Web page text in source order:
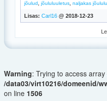
jõulud jõululuuletus naljakas
Lisas: Carl16 @ 2018-12-23
Warning: Trying to access
/data03/virt10216/domeenid/
on line 1506